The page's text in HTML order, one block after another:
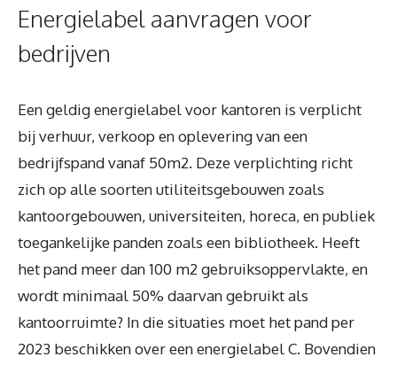
Energielabel aanvragen voor
bedrijven
Een geldig energielabel voor kantoren is verplicht
bij verhuur, verkoop en oplevering van een
bedrijfspand vanaf 50m2. Deze verplichting richt
zich op alle soorten utiliteitsgebouwen zoals
kantoorgebouwen, universiteiten, horeca, en publiek
toegankelijke panden zoals een bibliotheek. Heeft
het pand meer dan 100 m2 gebruiksoppervlakte, en
wordt minimaal 50% daarvan gebruikt als
kantoorruimte? In die situaties moet het pand per
2023 beschikken over een energielabel C. Bovendien